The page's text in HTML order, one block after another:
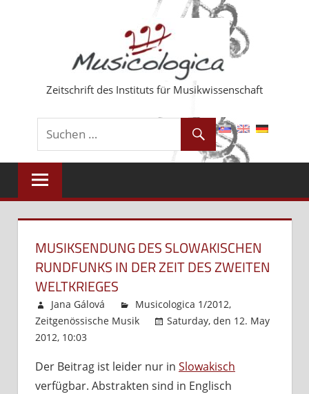
Zeitschrift des Instituts für Musikwissenschaft
MUSIKSENDUNG DES SLOWAKISCHEN
RUNDFUNKS IN DER ZEIT DES ZWEITEN
WELTKRIEGES
Jana Gálová Musicologica 1/2012,
Zeitgenössische Musik
Saturday, den 12. May
2012, 10:03
des
Slowakischen
Der Beitrag ist leider nur in Slowakisch
verfügbar. Abstrakten sind in Englisch